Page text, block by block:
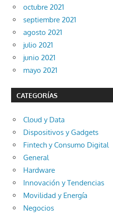
octubre 2021
septiembre 2021
agosto 2021
julio 2021
junio 2021
mayo 2021
CATEGORÍAS
Cloud y Data
Dispositivos y Gadgets
Fintech y Consumo Digital
General
Hardware
Innovación y Tendencias
Movilidad y Energía
Negocios